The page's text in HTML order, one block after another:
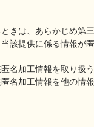
きは、あらかじめ
該提供に係る情報が
名加工情報を取り扱
名加工情報を他の情